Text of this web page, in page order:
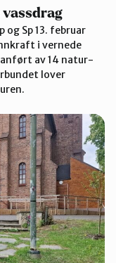
og Sp 13. februar
i vernede
av 14 natur-
lover